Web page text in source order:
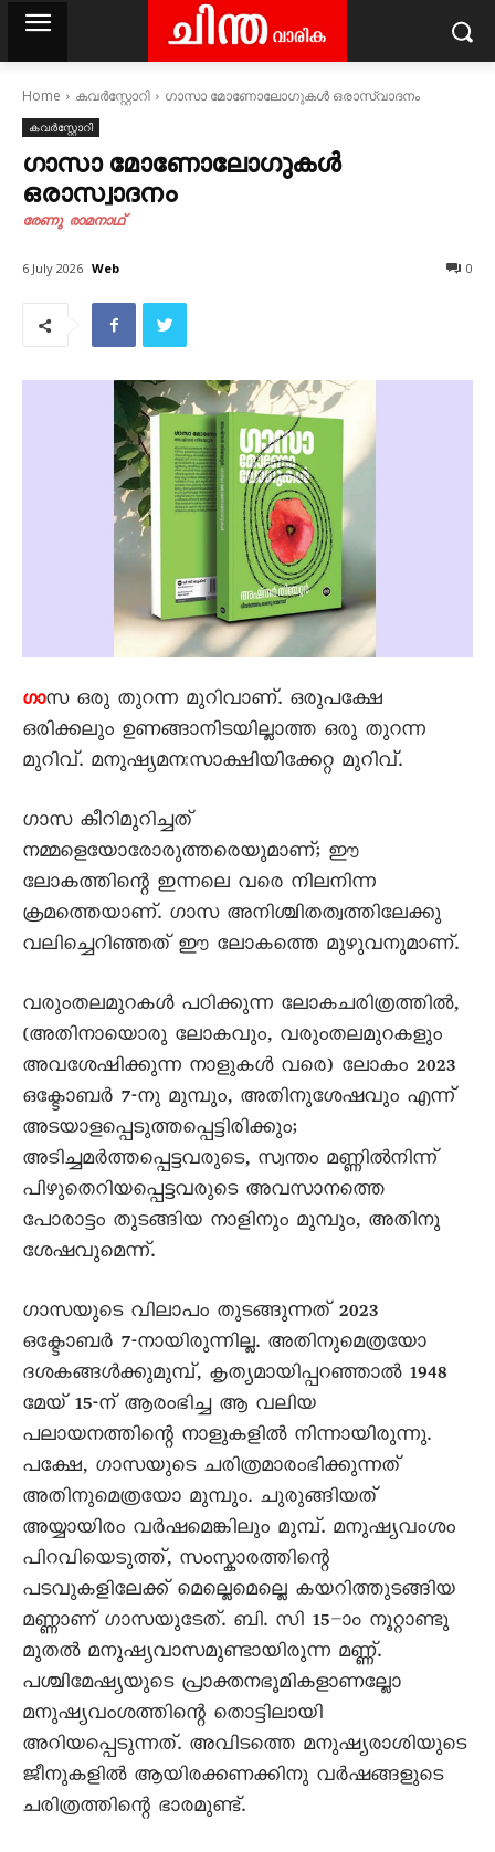
Home കവര്‍സ്റ്റോറി ഗാസാ മോണോലോഗുകൾ ഒരാസ്വാദനം
കവര്‍സ്റ്റോറി
ഗാസാ മോണോലോഗുകൾ
ഒരാസ്വാദനം
രേണു രാമനാഥ്
6 July 2026 Web 0
ഗാസ ഒരു തുറന്ന മുറിവാണ്. ഒരുപക്ഷേ
ഒരിക്കലും ഉണങ്ങാനിടയില്ലാത്ത ഒരു തുറന്ന
മുറിവ്. മനുഷ്യമനഃസാക്ഷിയിക്കേറ്റ മുറിവ്.
ഗാസ കീറിമുറിച്ചത്
നമ്മളെയോരോരുത്തരെയുമാണ്; ഈ
ലോകത്തിന്റെ ഇന്നലെ വരെ നിലനിന്ന
ക്രമത്തെയാണ്. ഗാസ അനിശ്ചിതത്വത്തിലേക്കു
വലിച്ചെറിഞ്ഞത് ഈ ലോകത്തെ മുഴുവനുമാണ്.
വരുംതലമുറകൾ പഠിക്കുന്ന ലോകചരിത്രത്തിൽ,
(അതിനായൊരു ലോകവും, വരുംതലമുറകളും
അവശേഷിക്കുന്ന നാളുകൾ വരെ) ലോകം 2023
ഒക്ടോബർ 7-നു മുമ്പും, അതിനുശേഷവും എന്ന്
അടയാളപ്പെടുത്തപ്പെട്ടിരിക്കും;
അടിച്ചമർത്തപ്പെട്ടവരുടെ, സ്വന്തം മണ്ണിൽനിന്ന്
പിഴുതെറിയപ്പെട്ടവരുടെ അവസാനത്തെ
പോരാട്ടം തുടങ്ങിയ നാളിനും മുമ്പും, അതിനു
ശേഷവുമെന്ന്.
ഗാസയുടെ വിലാപം തുടങ്ങുന്നത് 2023
ഒക്ടോബർ 7-നായിരുന്നില്ല. അതിനുമെത്രയോ
ദശകങ്ങൾക്കുമുമ്പ്, കൃത്യമായിപ്പറഞ്ഞാൽ 1948
മേയ് 15-ന് ആരംഭിച്ച ആ വലിയ
പലായനത്തിന്റെ നാളുകളിൽ നിന്നായിരുന്നു.
പക്ഷേ, ഗാസയുടെ ചരിത്രമാരംഭിക്കുന്നത്
അതിനുമെത്രയോ മുമ്പും. ചുരുങ്ങിയത്
അയ്യായിരം വർഷമെങ്കിലും മുമ്പ്. മനുഷ്യവംശം
പിറവിയെടുത്ത്, സംസ്കാരത്തിന്റെ
പടവുകളിലേക്ക് മെല്ലെമെല്ലെ കയറിത്തുടങ്ങിയ
മണ്ണാണ് ഗാസയുടേത്. ബി. സി 15–ാം നൂറ്റാണ്ടു
മുതൽ മനുഷ്യവാസമുണ്ടായിരുന്ന മണ്ണ്.
പശ്ചിമേഷ്യയുടെ പ്രാക്തനഭൂമികളാണല്ലോ
മനുഷ്യവംശത്തിന്റെ തൊട്ടിലായി
അറിയപ്പെടുന്നത്. അവിടത്തെ മനുഷ്യരാശിയുടെ
ജീനുകളിൽ ആയിരക്കണക്കിനു വർഷങ്ങളുടെ
ചരിത്രത്തിന്റെ ഭാരമുണ്ട്.